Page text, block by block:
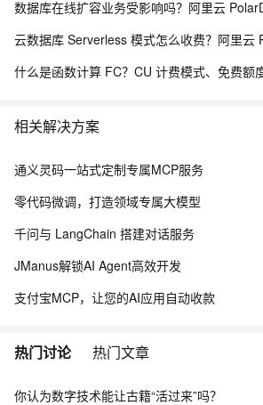
相关解决方案
通义灵码一站式定制专属MCP服务
零代码微调，打造领域专属大模型
千问与 LangChain 搭建对话服务
JManus解锁AI Agent高效开发
支付宝MCP，让您的AI应用自动收款
热门讨论 热门文章
你认为数字技术能让古籍“活过来”吗？